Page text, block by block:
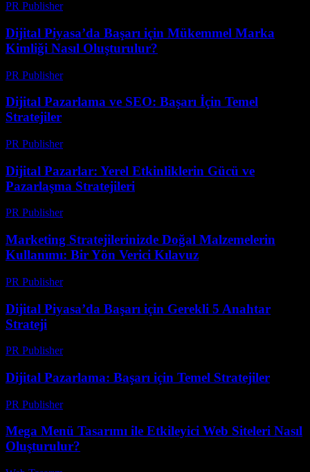
PR Publisher-
Dijital Piyasa’da Başarı için Mükemmel Marka
Kimliği Nasıl Oluşturulur?
PR Publisher-
Dijital Pazarlama ve SEO: Başarı İçin Temel
Stratejiler
PR Publisher-
Dijital Pazarlar: Yerel Etkinliklerin Gücü ve
Pazarlaşma Stratejileri
PR Publisher-
Marketing Stratejilerinizde Doğal Malzemelerin
Kullanımı: Bir Yön Verici Kılavuz
PR Publisher-
Dijital Piyasa’da Başarı için Gerekli 5 Anahtar
Strateji
PR Publisher-
Dijital Pazarlama: Başarı için Temel Stratejiler
PR Publisher-
Mega Menü Tasarımı ile Etkileyici Web Siteleri Nasıl
Oluşturulur?